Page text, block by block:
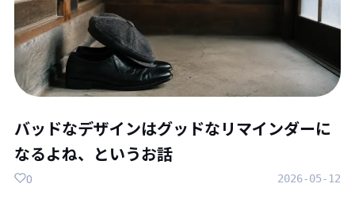
バッドなデザインはグッドなリマインダーに
なるよね、というお話
2026-05-12
0